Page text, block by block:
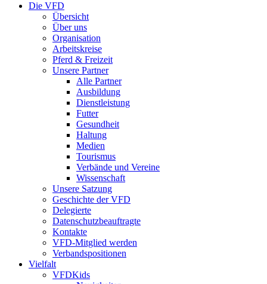
Die VFD
Übersicht
Über uns
Organisation
Arbeitskreise
Pferd & Freizeit
Unsere Partner
Alle Partner
Ausbildung
Dienstleistung
Futter
Gesundheit
Haltung
Medien
Tourismus
Verbände und Vereine
Wissenschaft
Unsere Satzung
Geschichte der VFD
Delegierte
Datenschutzbeauftragte
Kontakte
VFD-Mitglied werden
Verbandspositionen
Vielfalt
VFDKids